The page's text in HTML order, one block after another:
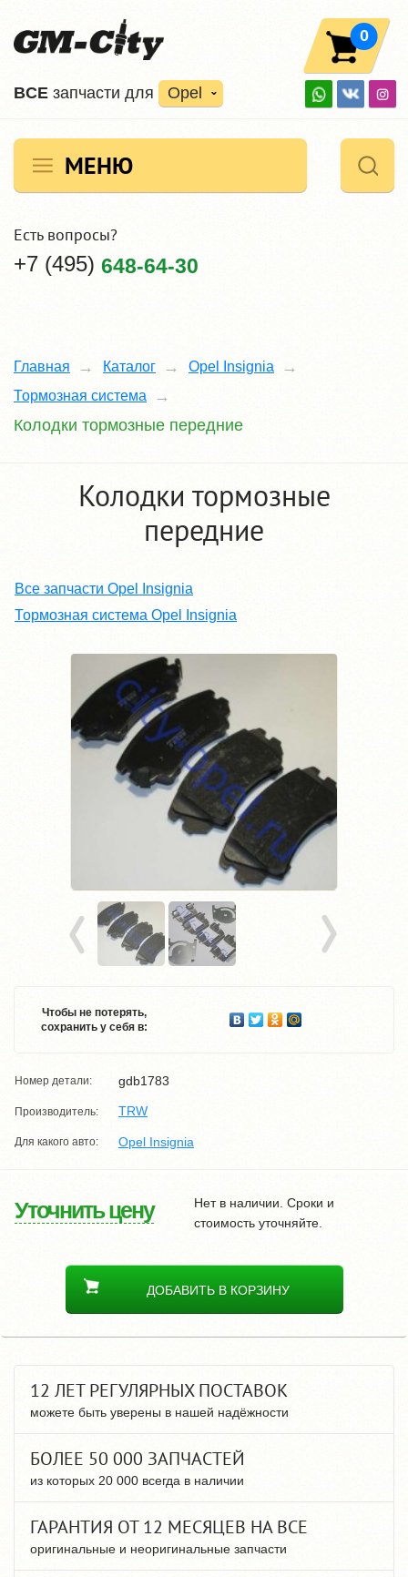
ВCE запчасти для Opel
0
МЕНЮ
Есть вопросы?
+7 (495) 648-64-30
Главная Каталог
Opel Insignia
Тормозная система
Колодки тормозные передние
Колодки тормозные
передние
Все запчасти Opel Insignia
Тормозная система Opel Insignia
Чтобы не потерять,
сохранить у себя в:
Номер детали: gdb1783
Производитель: TRW
Для какого авто: Opel Insignia
Уточнить цену
Нет в наличии. Сроки и
стоимость уточняйте.
ДОБАВИТЬ В КОРЗИНУ
12 ЛЕТ РЕГУЛЯРНЫХ ПОСТАВОК
можете быть уверены в нашей надёжности
БОЛЕЕ 50 000 ЗАПЧАСТЕЙ
из которых 20 000 всегда в наличии
ГАРАНТИЯ ОТ 12 МЕСЯЦЕВ НА ВСЕ
оригинальные и неоригинальные запчасти